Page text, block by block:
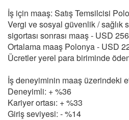
İş için maaş: Satış Temsilcisi
Vergi ve sosyal güvenlik / sağlık
sigortası sonrası maaş - USD
Ortalama maaş Polonya - USD
Ücretler yerel para biriminde
İş deneyiminin maaş üzerindeki
Deneyimli: + %36
Kariyer ortası: + %33
Giriş seviyesi: - %14